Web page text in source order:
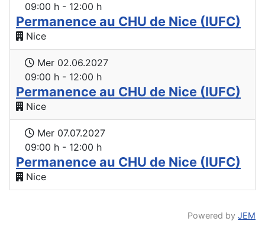
09:00 h - 12:00 h
Permanence au CHU de Nice (IUFC)
Nice
Mer 02.06.2027
09:00 h - 12:00 h
Permanence au CHU de Nice (IUFC)
Nice
Mer 07.07.2027
09:00 h - 12:00 h
Permanence au CHU de Nice (IUFC)
Nice
Powered by JEM